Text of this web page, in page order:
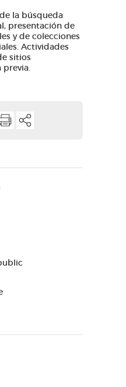
la búsqueda
presentación de
y de colecciones
Actividades
sitios
previa.